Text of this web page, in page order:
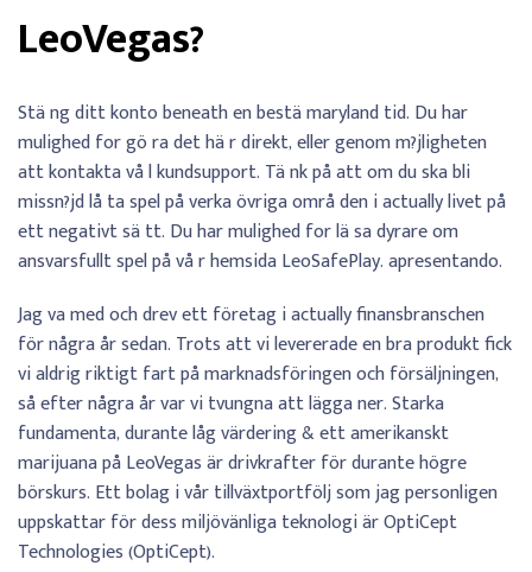
LeoVegas?
Stä ng ditt konto beneath en bestä maryland tid. Du har
mulighed for gö ra det hä r direkt, eller genom m?jligheten
att kontakta vå l kundsupport. Tä nk på att om du ska bli
missn?jd lå ta spel på verka övriga områ den i actually livet på
ett negativt sä tt. Du har mulighed for lä sa dyrare om
ansvarsfullt spel på vå r hemsida LeoSafePlay. apresentando.
Jag va med och drev ett företag i actually finansbranschen
för några år sedan. Trots att vi levererade en bra produkt fick
vi aldrig riktigt fart på marknadsföringen och försäljningen,
så efter några år var vi tvungna att lägga ner. Starka
fundamenta, durante låg värdering & ett amerikanskt
marijuana på LeoVegas är drivkrafter för durante högre
börskurs. Ett bolag i vår tillväxtportfölj som jag personligen
uppskattar för dess miljövänliga teknologi är OptiCept
Technologies (OptiCept).